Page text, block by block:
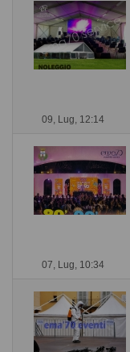
09, Lug, 12:14
07, Lug, 10:34